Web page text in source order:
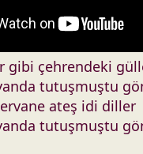
gibi çehrendeki
tutuşmuştu
ateş idi diller
tutuşmuştu